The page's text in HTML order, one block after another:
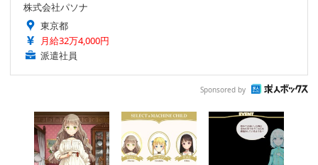
株式会社パソナ
東京都
月給32万4,000円
派遣社員
Sponsored by